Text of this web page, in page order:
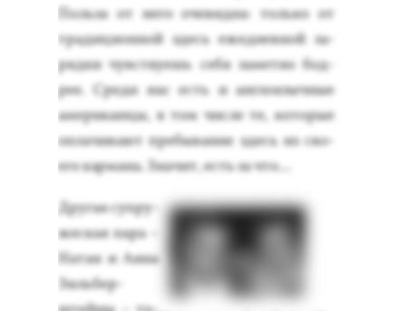
Поль­за от не­го оче­вид­на: толь­ко от
тра­дици­он­ной здесь ежед­невной за­
ряд­ки чувс­тву­ешь се­бя за­мет­но бод­
рее. Сре­ди нас есть и ан­гло­языч­ные
аме­рикан­цы, в том чис­ле те, ко­торые
оп­ла­чива­ют пре­быва­ние здесь из сво­
его кар­ма­на. Зна­чит, есть за что...
Дру­гая суп­ру­
жес­кая па­ра –
На­тан и Ан­на
Зиль­бер­